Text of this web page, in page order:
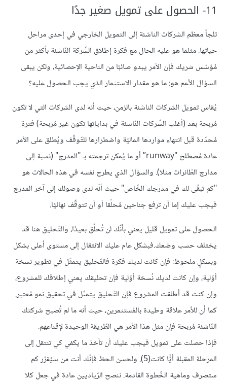
11- الحصول على تمويل صغير جدًا
تلجأ معظم الشركات الناشئة إلى التمويل الخارجي في إحدى مراحل
حياتها. مثلما هو عليه الحال مع فكرة إطلاق الشّركة النّاشئة بأكثر من
مُؤسّس شريك فإن الأمر يبدو صائبًا من الناحية الإحصائية، ولكن يبقى
السؤال الأعم هو: ما هو مقدار الاستثمار الذي يجب الحصول عليه؟
يُقاس تمويل الشركات الناشئة بالزمن، حيث أنه لدى الشركات التي لا تكون
مُربحة بعد (أغلب الشّركات النّاشئة في بداياتها تكون غير مُربحة) فترة
مُحدّدة قبل انتهاء مواردها الماليّة واضطرارها للتّوقّف ويُطلق على الأمر
عادة مُصطلح "runway” أو ما يُمكن ترجمته بـ "المدرج" (نسبة إلى
مدارج الطّائرات مثلا). والسؤال الذي يطرح نفسه في هذه الحالات هو
"كم تبقّى لك في مدرجك الخّاص" حيث أنّه لدى وصولك إلى آخر المدرج
فيجب عليك إما أن ترفع جناحين مُحلّقا أو أن تتوقّف نهائيًا.
الحصول على تمويل قليل يعني بأنّك لن تُحلّق بعيدًا، والتّحليق هنا قد
يختلف حسب وضعك.فبشكل عام عليك الانتقال إلى مستوى أعلى بشكل
وبشكلٍ ملحوظ: فإن كانت لديك فكرة فالتّحليق يتمثّل في تطوير نسخة
أوّلية، وإن كانت لديك نُسخة أوّلية فإن تحليقك يعني إطلاقك للمشروع،
وإن كنت قد أطلقت المشروع فإن التّحليق يتمثّل في تحقيق نمو مُعتبر.
كما أن للأمر علاقة وطيدة بالمُستثمرين، حيث أنه ما لم تُصبح شركتك
النّاشئة مُربحة فإن مثل هذا الأمر هي الطّريقة الوحيدة لإقناعهم.
فإذا حصلت على تمويل فيجب عليك أن تأخذ ما يكفي كي تنتقل إلى
المرحلة المقبلة أيًّا كانت(5). ولحسن الحظ فإنّك أنت من سيُقرّر كم
ستصرف وماهية الخُطوة القادمة. ننصح الرّياديين عادة في جعل كلا